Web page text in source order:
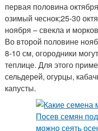
первая половина
озимый чеснок;25-30
ноября – свекла и
Во второй половине
8-10 см, огородники
теплице. Для этого
сельдерей, огурцы,
капусты.